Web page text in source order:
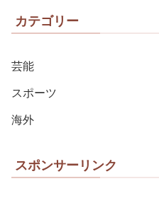
カテゴリー
芸能
スポーツ
海外
スポンサーリンク